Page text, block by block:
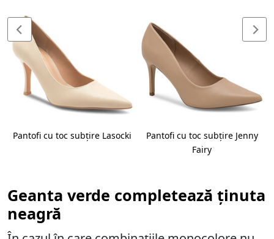
Pantofi cu toc subțire Lasocki
Pantofi cu toc subțire Jenny
Fairy
Geanta verde completează ținuta
neagră